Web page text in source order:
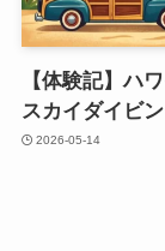
【体験記】ハ
スカイダイビ
2026-05-14